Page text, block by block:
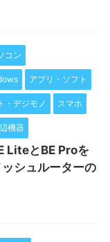
コン
アプリ・ソフト
・デジモノ スマホ
機器
LiteとBE Proを
シュルーターの